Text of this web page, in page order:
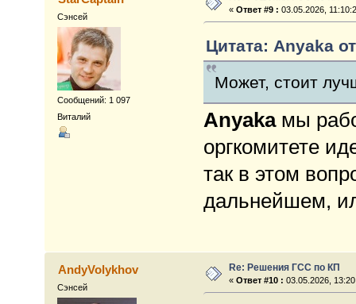
Сэнсей
Сообщений: 1 097
Виталий
«Ответ #9 : 03.05.2026,
Цитата: Anyaka
Может, стоит
Anyakaмы
оргкомитете
так в этом
дальнейшем,
AndyVolykhov
Сэнсей
Re: Решения ГСС по КП
«Ответ #10 : 03.05.2026,